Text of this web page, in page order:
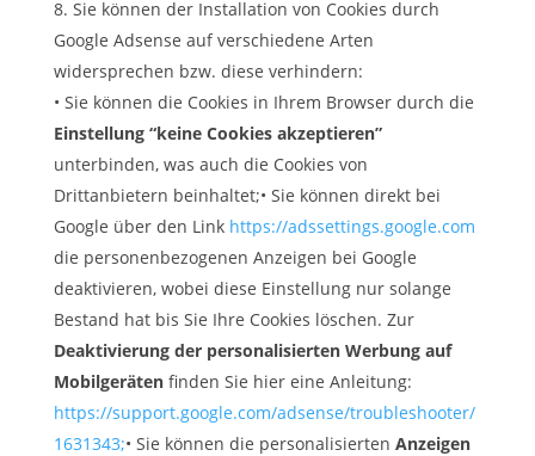
Sie können der Installation von Cookies durch
Google Adsense auf verschiedene Arten
widersprechen bzw. diese verhindern:
• Sie können die Cookies in Ihrem Browser durch die
Einstellung “keine Cookies akzeptieren”
unterbinden, was auch die Cookies von
Drittanbietern beinhaltet;• Sie können direkt bei
Google über den Link https://adssettings.google.com
die personenbezogenen Anzeigen bei Google
deaktivieren, wobei diese Einstellung nur solange
Bestand hat bis Sie Ihre Cookies löschen. Zur
Deaktivierung der personalisierten Werbung auf
Mobilgerätenfinden Sie hier eine Anleitung:
https://support.google.com/adsense/troubleshooter/
1631343;• Sie können die personalisierten Anzeigen